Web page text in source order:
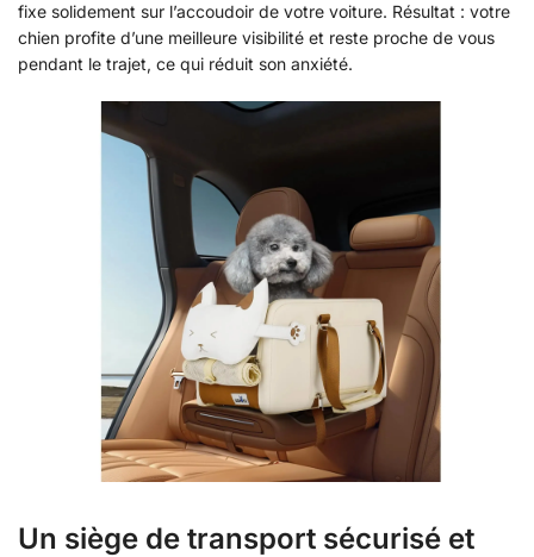
fixe solidement sur l’accoudoir de votre voiture. Résultat : votre
chien profite d’une meilleure visibilité et reste proche de vous
pendant le trajet, ce qui réduit son anxiété.
Un siège de transport sécurisé et